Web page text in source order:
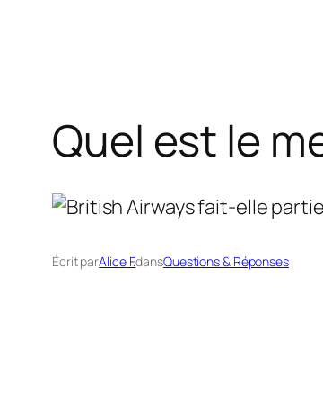
Quel est le
Écrit parAlice F.dansQuestions & Réponses